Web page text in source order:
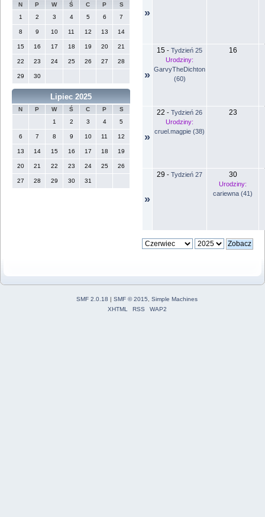
N P W Ś C P
S
1
2 3 4 5 6 7
8 9 10 11 12 13 14
15 16 17 18 19 20 21
22 23 24 25 26 27 28
29 30
Lipiec 2025
N P W Ś C P
S
1
2 3 4 5
6 7 8 9 10 11 12
13 14 15 16 17 18 19
20 21 22 23 24 25 26
27 28 29 30 31
»
»
15 - Tydzień 25
Urodziny:
GarvyTheDichton
(60)
16
»
22 - Tydzień 26
Urodziny:
cruel.magpie (38)
23
»
29 - Tydzień 27 30
Urodziny:
cariewna (41)
SMF 2.0.18 | SMF © 2015
Simple Machines
XHTML
RSS WAP2